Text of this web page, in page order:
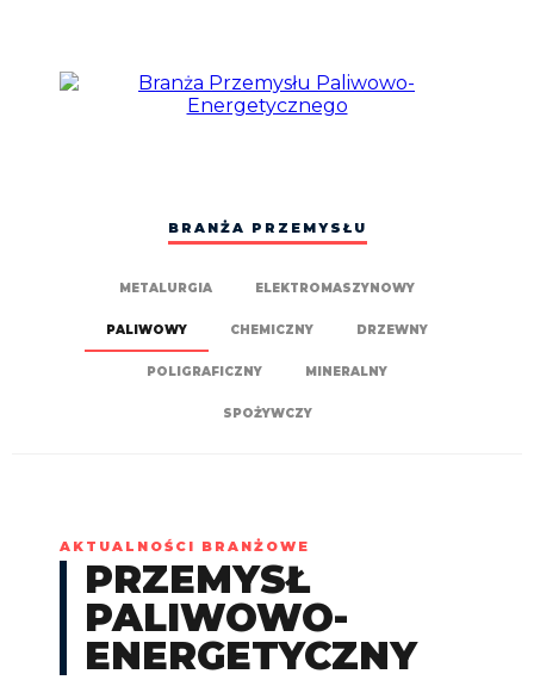
BRANŻA PRZEMYSŁU
METALURGIA ELEKTROMASZYNOWY
PALIWOWY CHEMICZNY DRZEWNY
POLIGRAFICZNY MINERALNY
SPOŻYWCZY
AKTUALNOŚCI BRANŻOWE
PRZEMYSŁ
PALIWOWO-
ENERGETYCZNY